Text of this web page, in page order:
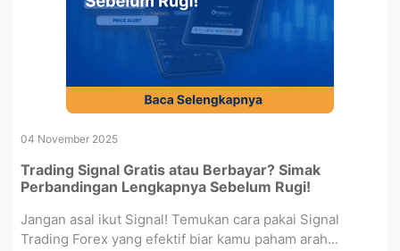
04 November 2025
Trading Signal Gratis atau Berbayar? Simak
Perbandingan Lengkapnya Sebelum Rugi!
Jangan asal ikut Signal! Temukan cara pakai Signal
Trading Forex yang efektif biar kamu paham arah...